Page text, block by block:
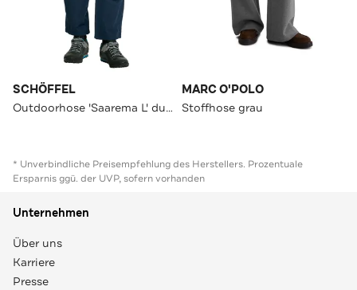
SCHÖFFEL
Outdoorhose 'Saarema L' dunkelblau
MARC O'POLO
Stoffhose grau
* Unverbindliche Preisempfehlung des Herstellers. Prozentuale
Ersparnis ggü. der UVP, sofern vorhanden
Unternehmen
Über uns
Karriere
Presse